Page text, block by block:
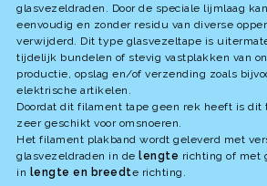
glasvezeldraden. Door de speciale lijmlaag
eenvoudig en zonder residu van diverse
verwijderd. Dit type glasvezeltape is
tijdelijk bundelen of stevig vastplakken van
productie, opslag en/of verzending zoals
elektrische artikelen.
Doordat dit filament tape geen rek heeft is dit
zeer geschikt voor omsnoeren.
Het filament plakband wordt geleverd met
glasvezeldraden in de lengte richting of met
in lengte en breedte richting.